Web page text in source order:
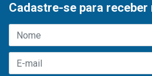
Cadastre-se para